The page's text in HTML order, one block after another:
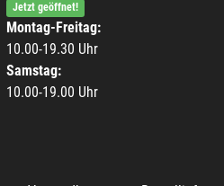
Jetzt geöffnet!
Montag-Freitag:
10.00-19.30 Uhr
Samstag:
10.00-19.00 Uhr